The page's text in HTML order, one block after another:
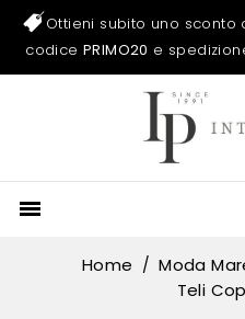
Ottieni subito uno
codice PRIMO20 e

Home Moda
Teli